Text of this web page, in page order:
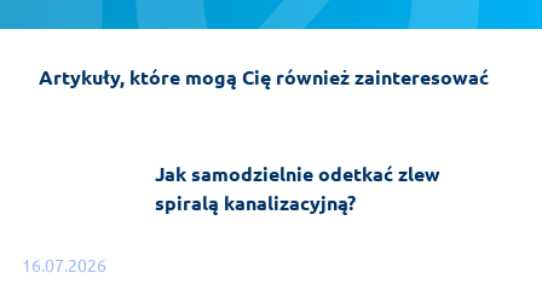
Artykuły, które mogą Cię również zainteresować
Montaż klimatyzacji typu split –
16.07.2026
Jak samodzielnie odetkać zlew
spiralą kanalizacyjną?